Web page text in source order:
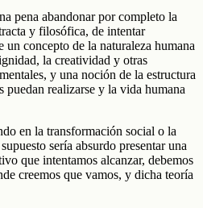
pena abandonar por completo la
y filosófica, de intentar
un concepto de la naturaleza humana
la creatividad y otras
y una noción de la estructura
puedan realizarse y la vida humana
en la transformación social o la
sería absurdo presentar una
que intentamos alcanzar, debemos
creemos que vamos, y dicha teoría